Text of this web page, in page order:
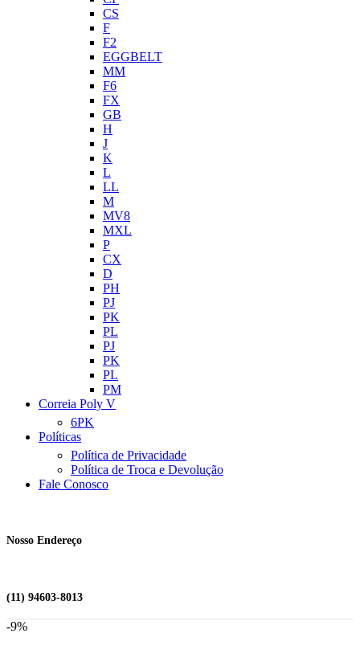
CS
F
F2
EGGBELT
MM
F6
FX
GB
H
J
K
L
LL
M
MV8
MXL
P
CX
D
PH
PJ
PK
PL
PJ
PK
PL
PM
Correia Poly V
6PK
Políticas
Política de Privacidade
Política de Troca e Devolução
Fale Conosco
Nosso Endereço
(11) 94603-8013
-9%